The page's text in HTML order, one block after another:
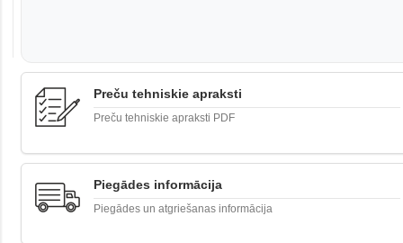
Preču tehniskie apraksti
Preču tehniskie apraksti PDF
Piegādes informācija
Piegādes un atgriešanas informācija